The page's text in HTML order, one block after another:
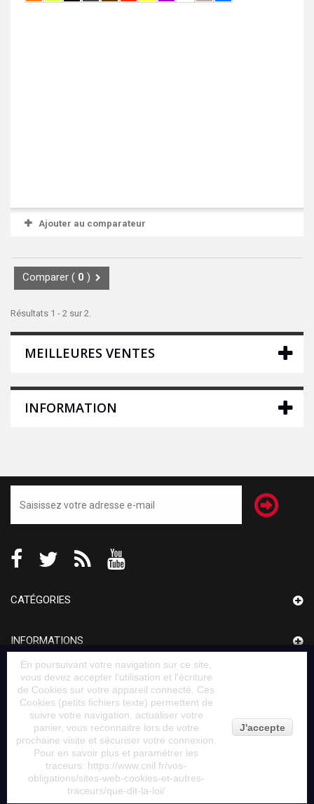
Ajouter au comparateur
Comparer ( 0 )
Résultats 1 - 2 sur 2.
MEILLEURES VENTES
INFORMATION
CATÉGORIES
INFORMATIONS
Fabricant banquette by Banketshop™
MON COMPTE
INFORMATIONS SUR VOTRE BOUTIQUE
En poursuivant votre navigation sur ce site,
vous devez accepter l’utilisation et l'écriture
de Cookies sur votre appareil connecté. Ces
Cookies (petits fichiers texte) permettent de
suivre votre navigation, actualiser votre
panier, vous reconnaitre lors de votre
prochaine visite et sécuriser votre connexion.
Pour en savoir plus et paramétrer les
traceurs: https://www.cnil.fr/vos-
obligations/sites-web-cookies-et-autres-
traceurs/que-dit-la-loi/
J'accepte